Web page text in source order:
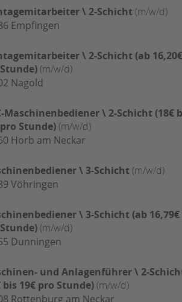
\ 2-Schicht(m/w/d)
Empfingen
\ 2-Schicht (ab 16,20€
(m/w/d)
Nagold
Maschinenbediener \ 2-Schicht (18€
Stunde)(m/w/d)
Horb am Neckar
\ 3-Schicht (m/w/d)
Vöhringen
\ 3-Schicht (ab 16,79€
(m/w/d)
Dunningen
und Anlagenführer \ 2-
bis 19€ pro Stunde)(m/w/d)
Rottenburg am Neckar